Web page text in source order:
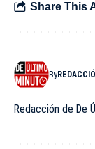
Share This
By
Redacción de De